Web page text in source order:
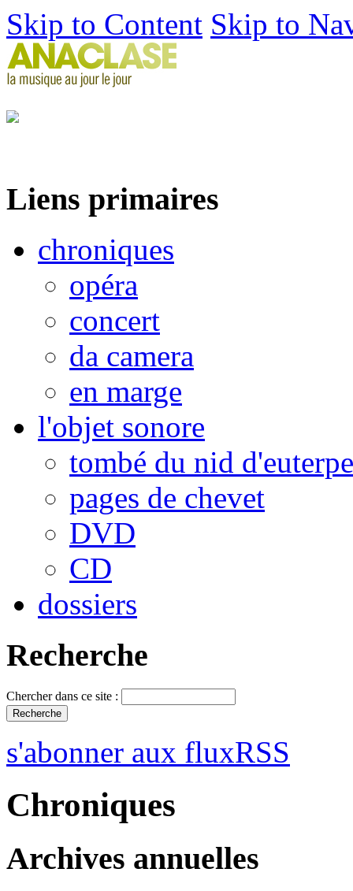
Skip to Content Skip to
Liens primaires
chroniques
opéra
concert
da camera
en marge
l'objet sonore
tombé du nid d'euterpe
pages de chevet
DVD
CD
dossiers
Recherche
Chercher dans ce site :
s'abonner aux fluxRSS
Chroniques
Archives annuelles